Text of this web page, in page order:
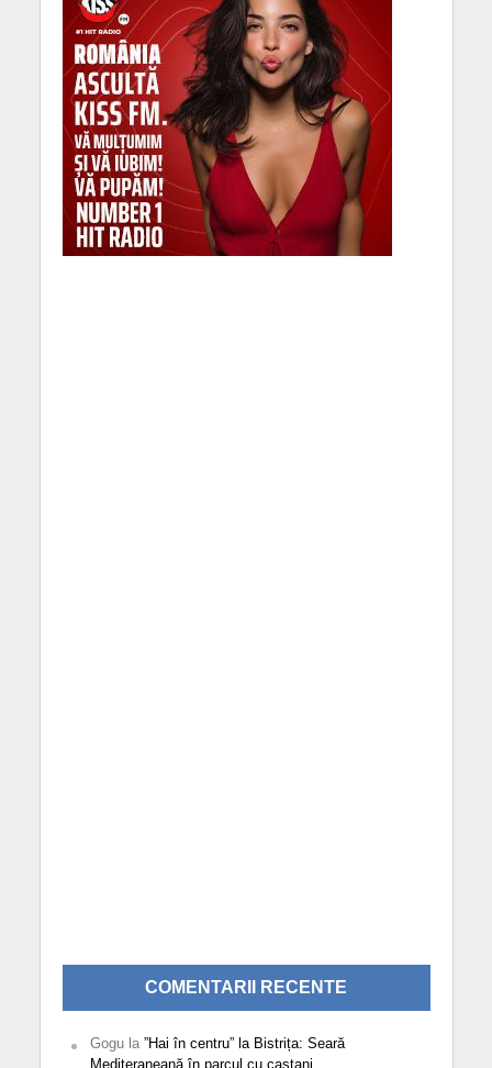
COMENTARII RECENTE
Gogula ”Hai în centru” la Bistrița: Seară
Mediteraneană în parcul cu castani